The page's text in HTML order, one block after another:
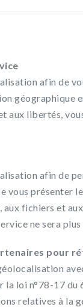
afin de
géographique
aux libertés,
afin de
vous
fichiers et
ne sera
pour
loi n°78-17
relatives à la